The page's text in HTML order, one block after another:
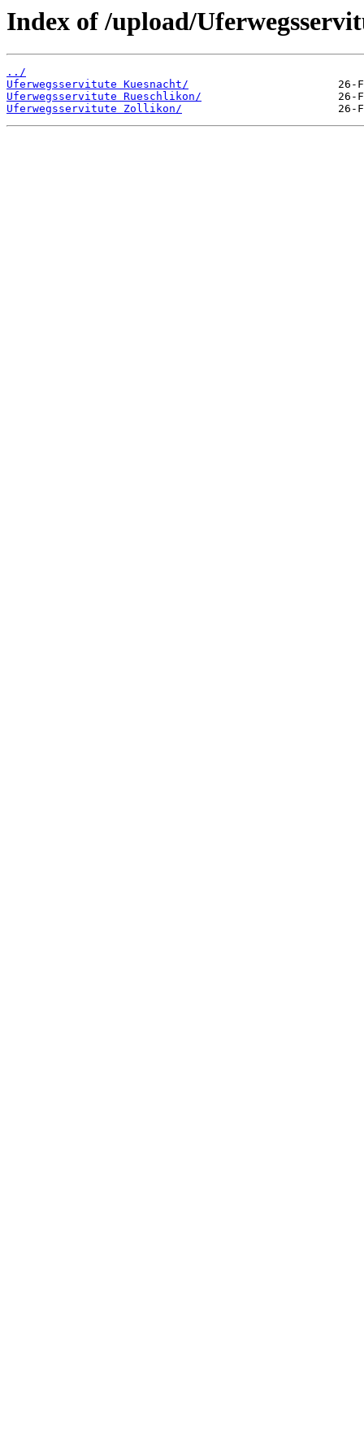
Index of /upload/
../
Uferwegsservitute Kuesnacht/
Uferwegsservitute Rueschlikon/
Uferwegsservitute Zollikon/